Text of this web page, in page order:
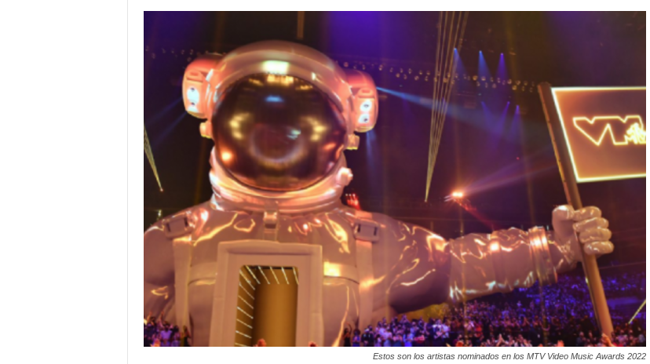
Estos son los artistas nominados en los MTV Video Music Awards 2022